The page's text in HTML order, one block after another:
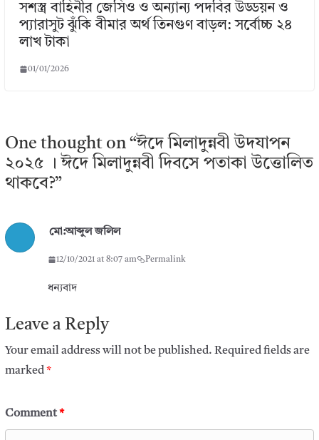
সশস্ত্র বাহিনীর জেসিও ও অন্যান্য পদবির উড্ডয়ন ও
প্যারাসুট ঝুঁকি বীমার অর্থ তিনগুণ বাড়ল: সর্বোচ্চ ২৪
লাখ টাকা
01/01/2026
One thought on “ঈদে মিলাদুন্নবী উদযাপন
২০২৫ । ঈদে মিলাদুন্নবী দিবসে পতাকা উত্তোলিত
থাকবে?”
মো:আব্দুল জলিল
12/10/2021 at 8:07 am Permalink
ধন্যবাদ
Leave a Reply
Your email address will not be published. Required fields are
marked*
Comment*